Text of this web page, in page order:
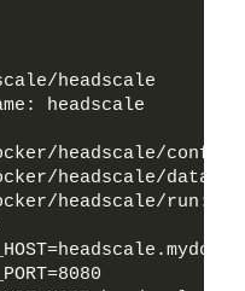
headscale
headscale
headscale/
headscale/data:/
headscale/run:/